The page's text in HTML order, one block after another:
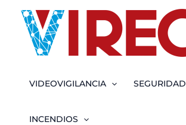
contenido
VIDEOVIGILANCIA SEGURIDAD
INCENDIOS